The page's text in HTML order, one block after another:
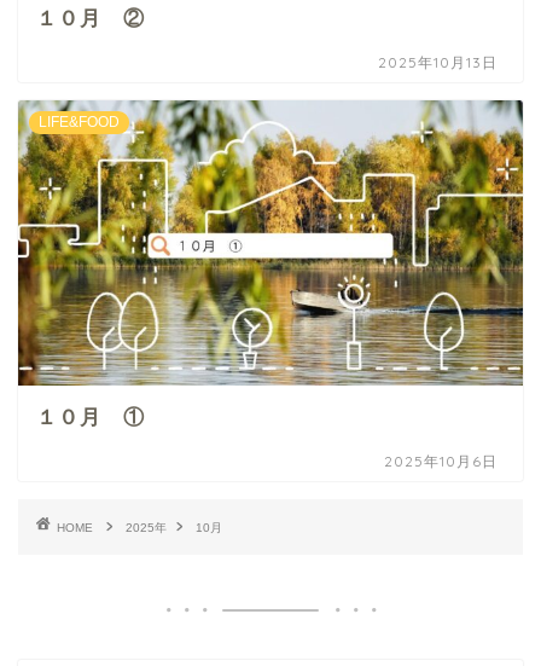
１０月 ②
2025年10月13日
LIFE&FOOD
１０月 ①
2025年10月6日
HOME 2025年 10月